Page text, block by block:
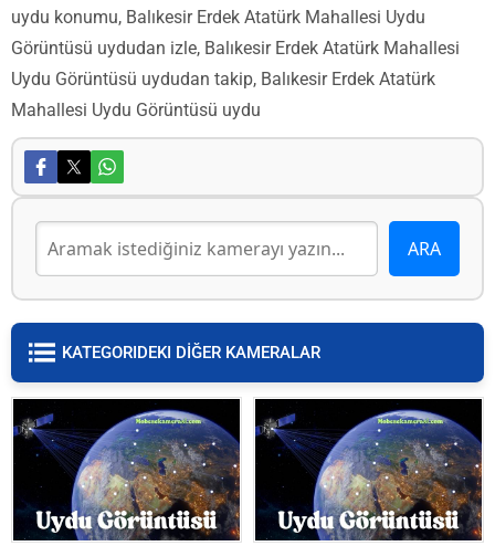
uydu konumu, Balıkesir Erdek Atatürk Mahallesi Uydu
Görüntüsü uydudan izle, Balıkesir Erdek Atatürk Mahallesi
Uydu Görüntüsü uydudan takip, Balıkesir Erdek Atatürk
Mahallesi Uydu Görüntüsü uydu
KATEGORIDEKI DİĞER KAMERALAR